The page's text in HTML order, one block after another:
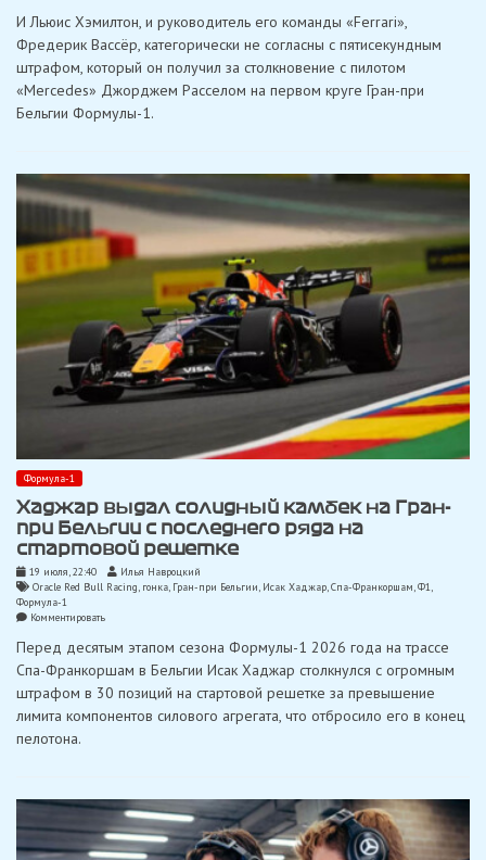
раскритиковала
суровое
наказание
для
Хэмилтона
на
Гран-
И Льюис Хэмилтон, и руководитель его команды «Ferrari»,
Фредерик Вассёр, категорически не согласны с пятисекундным
штрафом, который он получил за столкновение с пилотом
«Mercedes» Джорджем Расселом на первом круге Гран-при
Бельгии Формулы-1.
Формула-1
Хаджар выдал солидный камбек на Гран-
при Бельгии с последнего ряда на
стартовой решетке
19 июля, 22:40
Илья Навроцкий
Oracle Red Bull Racing, гонка, Гран-при Бельгии, Исак Хаджар,Спа-Франкоршам,Ф1
Формула-1
Комментироватьon
выдал
солидный
камбек
на
при
на
стартовой
решетке
Перед десятым этапом сезона Формулы-1 2026 года на трассе
Спа-Франкоршам в Бельгии Исак Хаджар столкнулся с огромным
штрафом в 30 позиций на стартовой решетке за превышение
лимита компонентов силового агрегата, что отбросило его в конец
пелотона.